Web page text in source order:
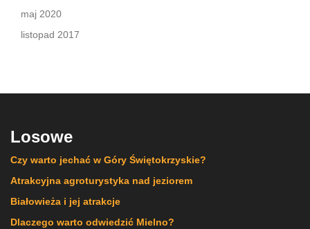
maj 2020
listopad 2017
Losowe
Czy warto jechać w Góry Świętokrzyskie?
Atrakcyjna agroturystyka nad jeziorem
Białowieża i jej atrakcje
Dlaczego warto odwiedzić Mielno?